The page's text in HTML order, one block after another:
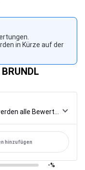
in Kürze auf der
hinzufügen
-%